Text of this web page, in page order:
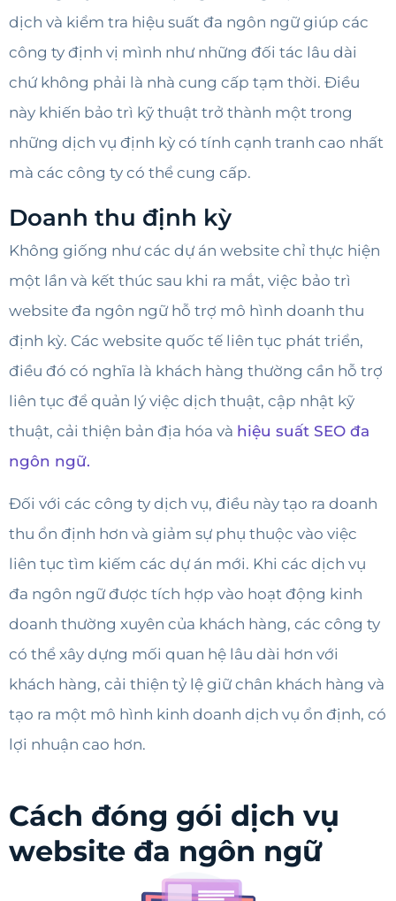
dịch và kiểm tra hiệu suất đa ngôn ngữ giúp các
công ty định vị mình như những đối tác lâu dài
chứ không phải là nhà cung cấp tạm thời. Điều
này khiến bảo trì kỹ thuật trở thành một trong
những dịch vụ định kỳ có tính cạnh tranh cao nhất
mà các công ty có thể cung cấp.
Doanh thu định kỳ
Không giống như các dự án website chỉ thực hiện
một lần và kết thúc sau khi ra mắt, việc bảo trì
website đa ngôn ngữ hỗ trợ mô hình doanh thu
định kỳ. Các website quốc tế liên tục phát triển,
điều đó có nghĩa là khách hàng thường cần hỗ trợ
liên tục để quản lý việc dịch thuật, cập nhật kỹ
thuật, cải thiện bản địa hóa và hiệu suất SEO đa
ngôn ngữ.
Đối với các công ty dịch vụ, điều này tạo ra doanh
thu ổn định hơn và giảm sự phụ thuộc vào việc
liên tục tìm kiếm các dự án mới. Khi các dịch vụ
đa ngôn ngữ được tích hợp vào hoạt động kinh
doanh thường xuyên của khách hàng, các công ty
có thể xây dựng mối quan hệ lâu dài hơn với
khách hàng, cải thiện tỷ lệ giữ chân khách hàng và
tạo ra một mô hình kinh doanh dịch vụ ổn định, có
lợi nhuận cao hơn.
Cách đóng gói dịch vụ
website đa ngôn ngữ